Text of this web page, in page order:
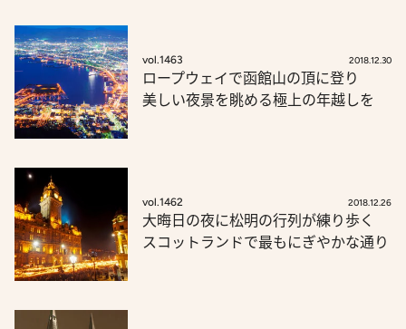
vol.1463 2018.12.30
ロープウェイで函館山の頂に登り
美しい夜景を眺める極上の年越しを
vol.1462 2018.12.26
大晦日の夜に松明の行列が練り歩く
スコットランドで最もにぎやかな通り